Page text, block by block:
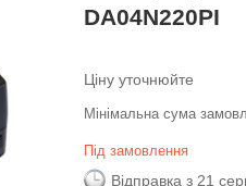
DA04N220РІ
Ціну уточнюйте
Мінімальна сума
Під замовлення
Відправка з 21